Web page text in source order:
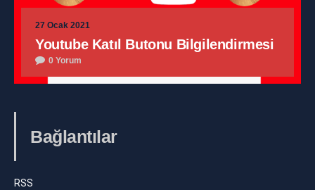
27 Ocak 2021
Youtube Katıl Butonu Bilgilendirmesi
0 Yorum
Bağlantılar
RSS